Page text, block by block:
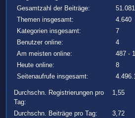
Gesamtzahl der Beiträge:
51.081
Themen insgesamt:
4.640
Kategorien insgesamt:
7
Benutzer online:
4
Am meisten online:
487 -
Heute online:
8
Seitenaufrufe insgesamt:
Durchschn. Registrierungen pro
Tag:
1,55
Durchschn. Beiträge pro Tag:
3,72